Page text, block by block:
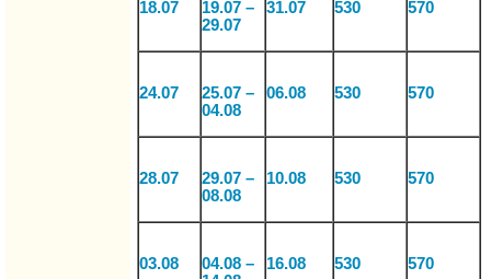
18.07
19.07 –
29.07
31.07 530 570
24.07
25.07 –
04.08
06.08 530 570
28.07
29.07 –
08.08
10.08 530 570
03.08
04.08 –
16.08 530 570